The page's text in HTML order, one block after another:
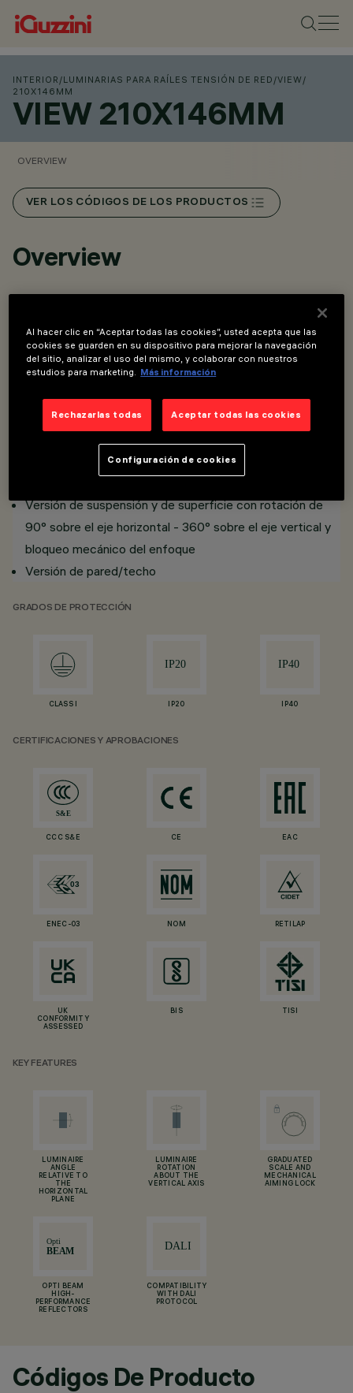
INTERIOR /LUMINARIAS PARA RAÍLES TENSIÓN DE RED /VIEW/
210X146MM
VIEW 210X146MM
OVERVIEW
VER LOS CÓDIGOS DE LOS PRODUCTOS
Overview
Instalación con raíl trifásico (incluso en suspensión) y de
superficie sobre base
Alimentador integrado
CRI 80 y 90
Mac Adam <3
Blanco/negro; Negro/negro
Versión de suspensión y de superficie con rotación de
90° sobre el eje horizontal - 360° sobre el eje vertical y
bloqueo mecánico del enfoque
Versión de pared/techo
GRADOS DE PROTECCIÓN
CLASS I IP20 IP40
CERTIFICACIONES Y APROBACIONES
CCC S&E CE EAC
ENEC-03 NOM RETILAP
UK
CONFORMITY
ASSESSED
BIS TISI
KEY FEATURES
LUMINAIRE
ANGLE
RELATIVE TO
THE
HORIZONTAL
PLANE
LUMINAIRE
ROTATION
ABOUT THE
VERTICAL AXIS
GRADUATED
SCALE AND
MECHANICAL
AIMING LOCK
OPTI BEAM
HIGH-
PERFORMANCE
REFLECTORS
COMPATIBILITY
WITH DALI
PROTOCOL
Códigos De Producto
Al hacer clic en “Aceptar todas las cookies”, usted acepta que las
cookies se guarden en su dispositivo para mejorar la navegación
del sitio, analizar el uso del mismo, y colaborar con nuestros
estudios para marketing.
Más información
Rechazarlas todas Aceptar todas las cookies
Configuración de cookies